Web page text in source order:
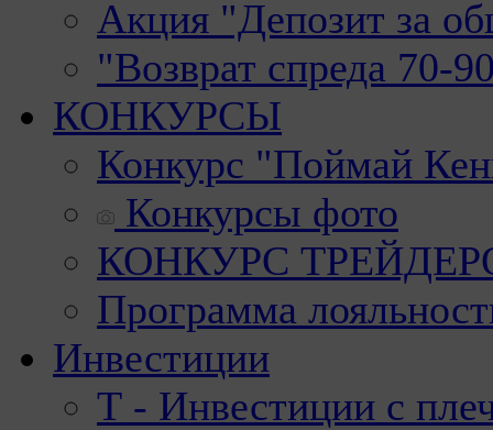
Акция "Депозит за
"Возврат спреда 70-
КОНКУРСЫ
Конкурс "Поймай
Конкурсы фото
КОНКУРС
Программа
Инвестиции
Т - Инвестиции с